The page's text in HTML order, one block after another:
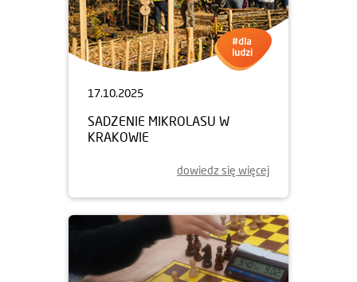
17.10.2025
SADZENIE MIKROLASU W
KRAKOWIE
dowiedz się więcej